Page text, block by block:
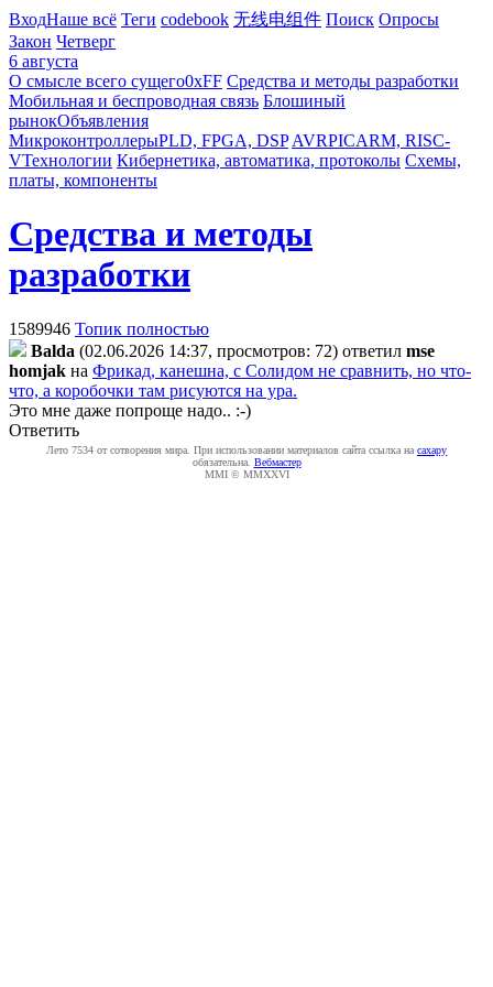
ВходНаше всё Теги codebook 无线电组件 Поиск Опросы
Закон Четверг
6 августа
О смысле всего сущего0xFF Средства и методы разработки
Мобильная и беспроводная связь Блошиный
рынокОбъявления
МикроконтроллерыPLD, FPGA, DSP AVRPICARM, RISC-
VТехнологии Кибернетика, автоматика, протоколы Схемы,
платы, компоненты
Средства и методы
разработки
1589946 Топик полностью
Balda (02.06.2026 14:37, просмотров: 72) ответил mse
homjak на Фрикад, канешна, с Солидом не сравнить, но что-
что, а коробочки там рисуются на ура.
Это мне даже попроще надо.. :-)
Ответить
Лето 7534 от сотворения мира. При использовании материалов сайта ссылка на caxapу
обязательна. Вебмастер
MMI © MMXXVI